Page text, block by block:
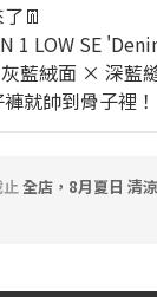
👖
1 LOW SE
藍絨面 × 深藍
就帥到骨子裡！
全店，8月夏日 清